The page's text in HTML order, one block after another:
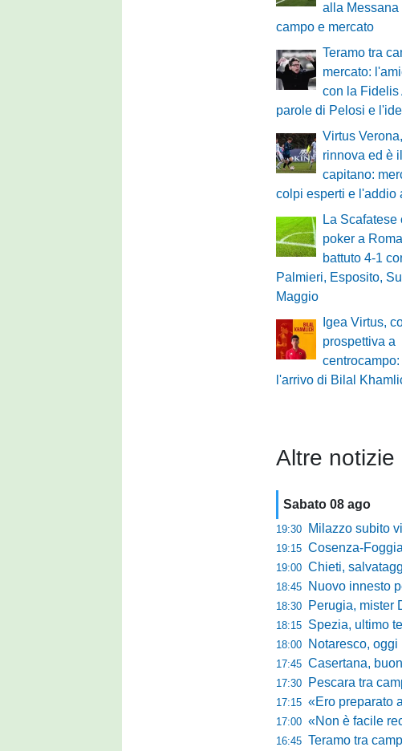
alla Messana
campo e mercato
Teramo tra
mercato:
con la Fidelis
parole di Pelosi e
Virtus
rinnova ed è
capitano:
colpi esperti e l'addio
La Scafatese
poker a
battuto 4-1
Palmieri, Esposito,
Maggio
Igea Virtus,
prospettiva a
l'arrivo di Bilal
Altre notizie
Sabato 08 ago
19:30 Milazzo subito
19:15 Cosenza-
19:00 Chieti, salvataggio in
18:45 Nuovo innesto per
18:30 Perugia, mister
18:15 Spezia, ultimo test con
18:00 Notaresco, oggi il test a
17:45 Casertana, buone
17:30 Pescara tra campo e
17:15 «Ero preparato a tutto
17:00 «Non è facile recuperare
16:45 Teramo tra campo e